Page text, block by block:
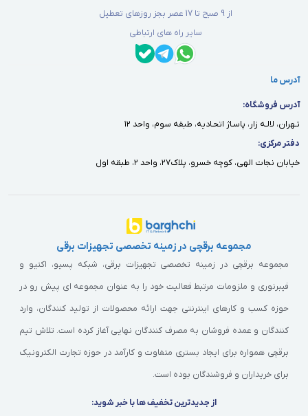
از 9 صبح تا 17 عصر بجز روزهای تعطیل
سایر راه های ارتباطی
آدرس ما
آدرس فروشگاه:
تـهران، لالـه زار، پاسـاژ اتحـاديه، طبقه سوم، واحد ١٢
دفتر مركزى:
خيابان نجات الهى، كوچه خسرو، پلاك٢٧، واحد ٢، طبقه اول
مجموعه برقچی در زمینه تخصصی تجهیزات برقی
مجموعه برقچی در زمینه تخصصی تجهیزات برقی، شبکه پسیو، اکتیو و
فیبرنوری و ملزومات مرتبط فعالیت خود را به عنوان مجموعه ای پیش رو در
حوزه کسب و کارهای اینترنتی جهت ارائه محصولات از تولید کنندگان، وارد
کنندگان و عمده فروشان به مصرف کنندگان نهایی آغاز کرده است. تلاش تیم
برقچی همواره برای ایجاد بستری متفاوت و کارآمد در حوزه تجارت الکترونیک
برای خریداران و فروشندگان بوده است.
از جدیدترین تخفیف ها با خبر شوید: